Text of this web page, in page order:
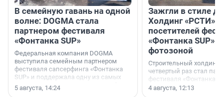
В семейную гавань на одной
волне: DOGMA стала
партнером фестиваля
«Фонтанка SUP»
Федеральная компания DOGMA
выступила семейным партнером
фестиваля сапсерфинга «Фонтанка
SUP» и поддержала одну из самых
ярких и романтичных номинаций —
«SUP-свадьба».
5 августа, 14:24
Зажгли в стиле
Холдинг «РСТИ»
посетителей
«Фонтанка SUP»
фотозоной
Строительный холдинг
четвертый раз стал
фестиваля «Фонтанка
раз компания
4 августа, 12:13